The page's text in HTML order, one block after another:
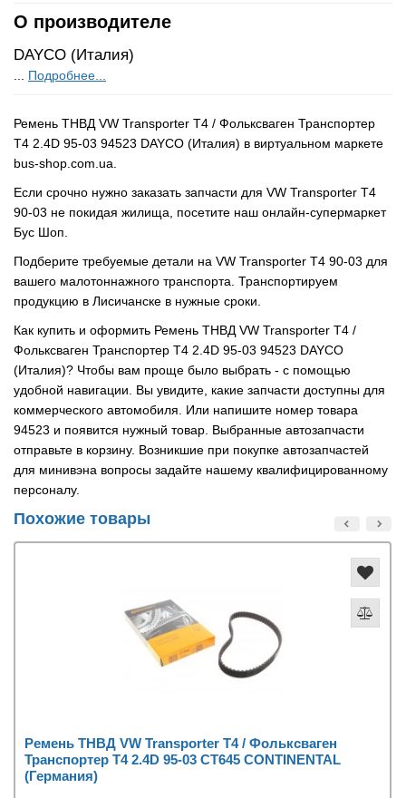
О производителе
DAYCO (Италия)
Подробнее...
Ремень ТНВД VW Transporter T4 / Фольксваген Транспортер
Т4 2.4D 95-03 94523 DAYCO (Италия) в виртуальном маркете
bus-shop.com.ua.
Если срочно нужно заказать запчасти для VW Transporter T4
90-03 не покидая жилища, посетите наш онлайн-супермаркет
Бус Шоп.
Подберите требуемые детали на VW Transporter T4 90-03 для
вашего малотоннажного транспорта. Транспортируем
продукцию в Лисичанске в нужные сроки.
Как купить и оформить Ремень ТНВД VW Transporter T4 /
Фольксваген Транспортер Т4 2.4D 95-03 94523 DAYCO
(Италия)? Чтобы вам проще было выбрать - с помощью
удобной навигации. Вы увидите, какие запчасти доступны для
коммерческого автомобиля. Или напишите номер товара
94523 и появится нужный товар. Выбранные автозапчасти
отправьте в корзину. Возникшие при покупке автозапчастей
для минивэна вопросы задайте нашему квалифицированному
персоналу.
Похожие товары
Ремень ТНВД VW Transporter T4 / Фольксваген
Транспортер Т4 2.4D 95-03 CT645 CONTINENTAL
(Германия)